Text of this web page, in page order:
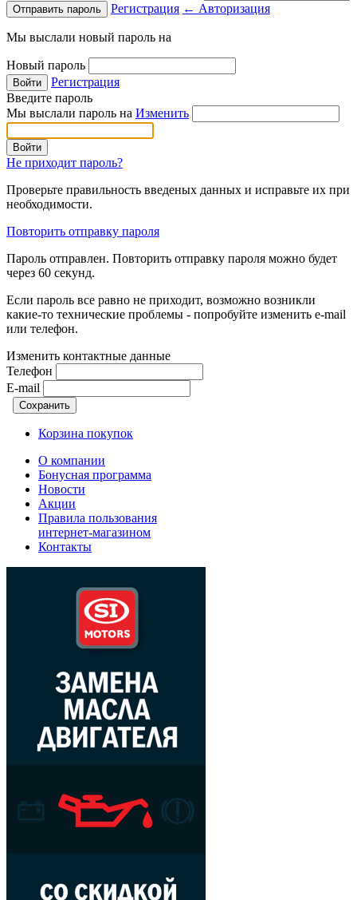
Регистрация ← Авторизация
Мы выслали новый пароль на
Новый пароль
Регистрация
Введите пароль
Мы выслали пароль на Изменить
Не приходит пароль?
Проверьте правильность введеных данных и исправьте их при
необходимости.
Повторить отправку пароля
Пароль отправлен. Повторить отправку пароля можно будет
через 60 секунд.
Если пароль все равно не приходит, возможно возникли
какие-то технические проблемы - попробуйте изменить e-mail
или телефон.
Изменить контактные данные
Телефон
E-mail
Корзина покупок
О компании
Бонусная программа
Новости
Акции
Правила пользования
интернет-магазином
Контакты